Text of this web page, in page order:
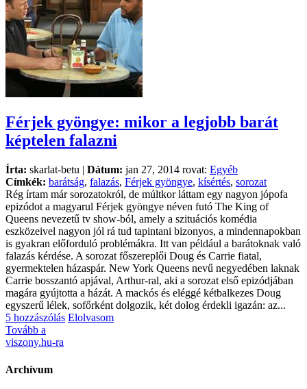
Férjek gyöngye: mikor a legjobb barát
képtelen falazni
Írta: skarlat-betu | Dátum: jan 27, 2014 rovat: Egyéb
Címkék: barátság, falazás, Férjek gyöngye, kísértés, sorozat
Rég írtam már sorozatokról, de múltkor láttam egy nagyon jópofa
epizódot a magyarul Férjek gyöngye néven futó The King of
Queens nevezetű tv show-ból, amely a szituációs komédia
eszközeivel nagyon jól rá tud tapintani bizonyos, a mindennapokban
is gyakran előforduló problémákra. Itt van például a barátoknak való
falazás kérdése. A sorozat főszereplői Doug és Carrie fiatal,
gyermektelen házaspár. New York Queens nevű negyedében laknak
Carrie bosszantó apjával, Arthur-ral, aki a sorozat első epizódjában
magára gyújtotta a házát. A mackós és eléggé kétbalkezes Doug
egyszerű lélek, sofőrként dolgozik, két dolog érdekli igazán: az...
5 hozzászólás Elolvasom
Tovább a
viszony.hu-ra
Archívum